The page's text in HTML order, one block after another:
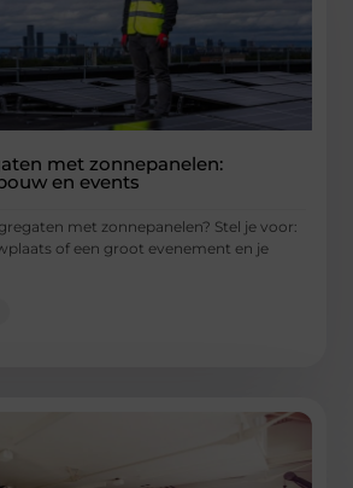
met zonnepanelen:
en events
met zonnepanelen? Stel je voor:
of een groot evenement en je